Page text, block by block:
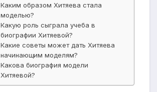
Каким образом Хитяева стала
моделью?
Какую роль сыграла учеба в
биографии Хитяевой?
Какие советы может дать Хитяева
начинающим моделям?
Какова биография модели
Хитяевой?